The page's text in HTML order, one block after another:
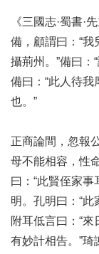
《三國志·蜀書·
備，顧謂曰：“
攝荊州。”備曰：
備曰：“此人待
也。”
正商論間，忽報
母不能相容，性
曰：“此賢侄家
明。孔明曰：“此
附耳低言曰：“
有妙計相告。”